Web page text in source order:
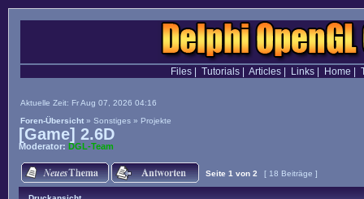
Files| Tutorials| Articles| Links| Home
Aktuelle Zeit: Fr Aug 07, 2026 04:16
Foren-Übersicht » Sonstiges » Projekte
[Game] 2.6D
Moderator: DGL-Team
Seite 1 von 2 [ 18 Beiträge ]